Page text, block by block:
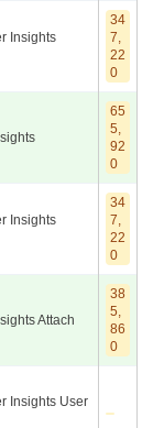
Insights
34
7,
22
0
65
5,
92
0
Insights
34
7,
22
0
Attach
38
5,
86
0
Insights User